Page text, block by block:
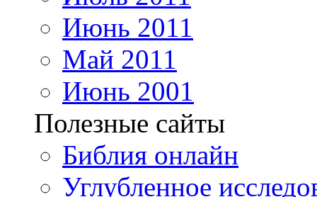
Июнь 2011
Май 2011
Июнь 2001
Полезные сайты
Библия онлайн
Углубленное